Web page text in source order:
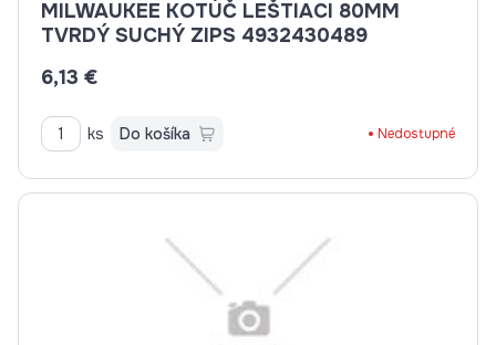
MILWAUKEE KOTÚČ LEŠTIACI 80MM
TVRDÝ SUCHÝ ZIPS 4932430489
6,13 €
ks Do košíka Nedostupné